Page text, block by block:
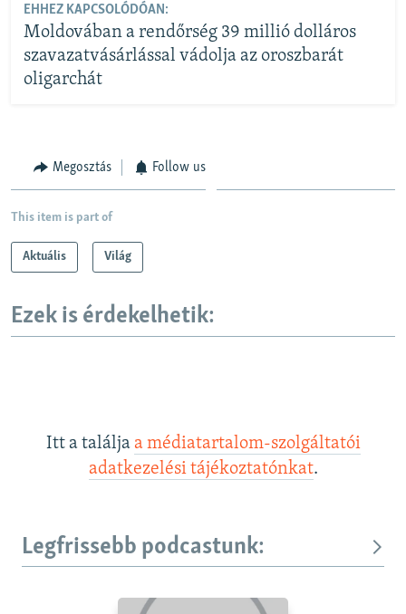
EHHEZ KAPCSOLÓDÓAN:
Moldovában a rendőrség 39 millió dolláros
szavazatvásárlással vádolja az oroszbarát
oligarchát
Megosztás Follow us
This item is part of
Aktuális Világ
Ezek is érdekelhetik:
Itt a találja a médiatartalom-szolgáltatói
adatkezelési tájékoztatónkat.
Legfrissebb podcastunk: